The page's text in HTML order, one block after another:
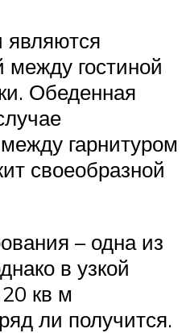
являются
между гостиной
Обеденная
гарнитуром
своеобразной
– одна из
в узкой
кв м
ли получится.